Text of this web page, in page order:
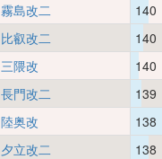
霧島改二
140
比叡改二
140
三隈改
140
長門改二
139
陸奥改
138
夕立改二
138